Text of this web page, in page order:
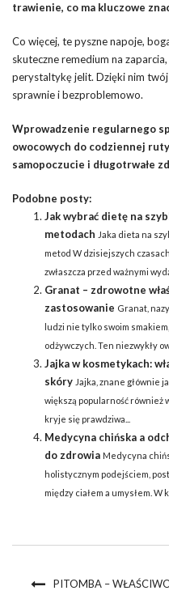
trawienie, co ma kluczowe
Co więcej, te pyszne napoje,
skuteczne remedium na
perystaltykę jelit. Dzięki nim
sprawnie i bezproblemowo.
Wprowadzenie regularnego
owocowych do codziennej
samopoczucie i długotrwałe
Podobne posty:
Jak wybrać dietę na
metodach Jaka dieta na
metod W dzisiejszych
zwłaszcza przed ważnymi
Granat – zdrowotne
zastosowanie Granat,
ludzi nie tylko swoim
odżywczych. Ten niezwykły
Jajka w kosmetykach:
skóry Jajka, znane głównie
większą popularność również
kryje się prawdziwa...
Medycyna chińska a
do zdrowia Medycyna
holistycznym podejściem,
między ciałem a umysłem. W
PITOMBA –